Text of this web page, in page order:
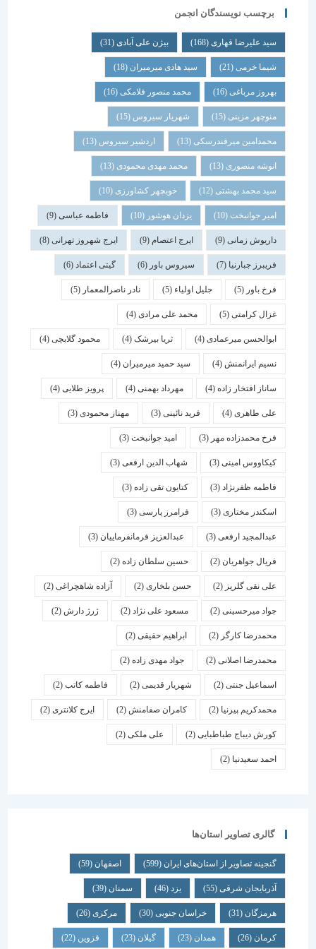
برچسب نویسندگان انجمن
سید علیرضا قهاری(168) بیژن علی آبادی(31)
شیما خرمی(21) سید هادی میرمیران(18)
بهروز مرباغی (16) محمد منصور فلامکی (16)
منوچهر مزینی(15) شهریار سیروس(15)
محمدامین میرفندرسکی(13) اردشیر سیروس(13)
انوشه منصوری(13) محمد مهدی محمودی(13)
سید محمد بهشتی(12) خوبچهر کشاورزی(10)
امیر جوانبخت(10) یزدان هوشور(10) فاطمه عباسی(9)
داریوش زمانی(9) ایرج اعتصام(9) ایرج شهروز تهرانی(8)
فریبرز جبارنیا(7) سیروس باور(6) گیتی اعتماد(6)
فرخ باور(5) جلیل اولیاء(5) نادر ناصرالمعمار (5)
غزال کرامتی(5) محمد علی مرادی(4)
ابوالحسن میرعمادی(4) ثریا بیرشک(4) محمود گلابچی(4)
نسیم ایرانمنش(4) سید حمید میرمیران(4)
ساناز افتخار زاده(4) مهرداد بهمنی (4) پرویز طلایی(4)
علی طاهری(4) فرید نائینی(3) مهناز محمودی(3)
فرخ محمدزاده مهر(3) امید جوانبخت(3)
کیکاووس امینی(3) شهاب الدین ارفعی(3)
فاطمه ظفرنژاد(3) کتایون تقی زاده(3)
اسكندر مختاری (3) فرامرز پارسی(3)
عبدالمجید ارفعی(3) عبدالعزیز فرمانفرماییان(3)
فریال جواهریان(2) حسین سلطان زاده(2)
علی نقی گلریز(2) حسن بلخاری(2) آزاده شاهچراغی(2)
جواد میرحسینی(2) مسعود علی نژاد(2) ژرژ دارش (2)
محمدرضا کارگر(2) ابراهیم حقیقی(2)
محمدرضا اصلانی(2) جواد مهدی زاده(2)
اسماعیل جنتی(2) شهریار قدیمی(2) فاطمه کاتب(2)
محمدکریم پیرنیا (2) کامران صفامنش(2) ایرج کلانتری (2)
کورش دیباج طباطبایی(2) علی ملکی(2)
احمد سعیدنیا (2)
گالری تصاویر استان‌ها
گنجینه تصاویر از استان‌های ایران(599) اصفهان (59)
آذربایجان شرقی(55) یزد سمنان (39)
هرمزگان(31) خراسان جنوبی(30) مرکزی (26)
همدان گیلان قزوین